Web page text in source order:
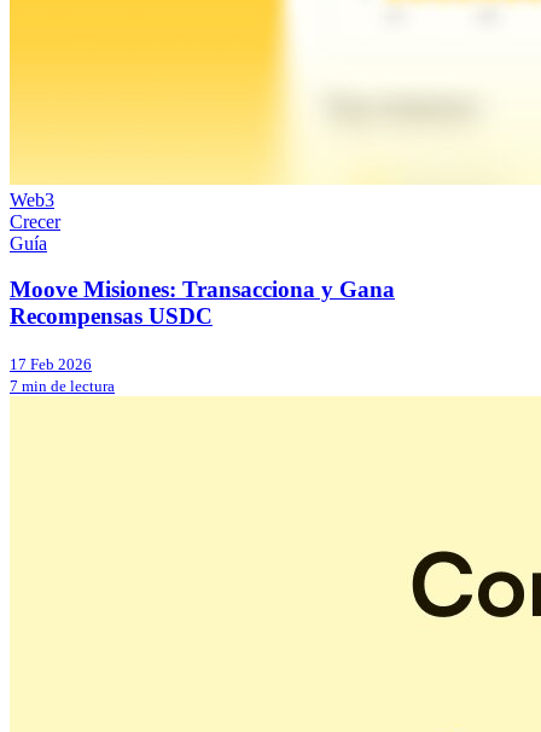
Web3
Crecer
Guía
Moove Misiones: Transacciona y Gana
Recompensas USDC
17 Feb 2026
7 min de lectura